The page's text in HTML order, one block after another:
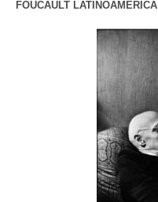
FOUCAULT LATINOAMERICA